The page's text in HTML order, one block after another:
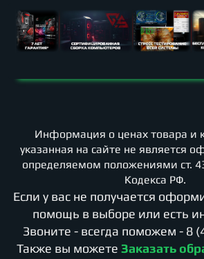
Информация о ценах товара и
указанная на сайте не является
определяемом положениями ст.
Кодекса РФ.
Если у вас не получается
помощь в выборе или есть
Звоните - всегда поможем - 8
Также вы можете Заказать